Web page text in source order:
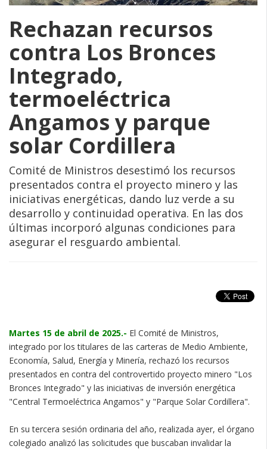
Rechazan recursos
contra Los Bronces
Integrado,
termoeléctrica
Angamos y parque
solar Cordillera
Comité de Ministros desestimó los recursos
presentados contra el proyecto minero y las
iniciativas energéticas, dando luz verde a su
desarrollo y continuidad operativa. En las dos
últimas incorporó algunas condiciones para
asegurar el resguardo ambiental.
Martes 15 de abril de 2025.- El Comité de Ministros,
integrado por los titulares de las carteras de Medio Ambiente,
Economía, Salud, Energía y Minería, rechazó los recursos
presentados en contra del controvertido proyecto minero "Los
Bronces Integrado" y las iniciativas de inversión energética
"Central Termoeléctrica Angamos" y "Parque Solar Cordillera".
En su tercera sesión ordinaria del año, realizada ayer, el órgano
colegiado analizó las solicitudes que buscaban invalidar la